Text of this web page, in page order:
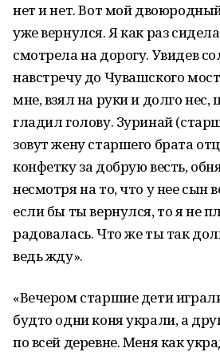
нет и нет. Вот мой
уже вернулся. Я как раз
смотрела на дорогу. Увидев
навстречу до Чувашского
мне, взял на руки и долго нес,
гладил голову. Зуринай
зовут жену старшего брата
конфетку за добрую весть,
несмотря на то, что у нее сын
если бы ты вернулся, то я не
радовалась. Что же ты так
ведь жду».
«Вечером старшие дети
будто одни коня украли, а
по всей деревне. Меня как